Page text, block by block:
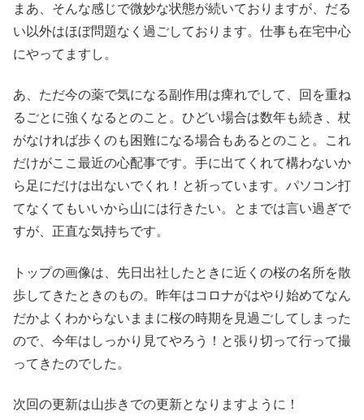
まあ、そんな感じで微妙な状態が続いておりますが、だる
い以外はほぼ問題なく過ごしております。仕事も在宅中心
にやってますし。
あ、ただ今の薬で気になる副作用は痺れでして、回を重ね
るごとに強くなるとのこと。ひどい場合は数年も続き、杖
がなければ歩くのも困難になる場合もあるとのこと。これ
だけがここ最近の心配事です。手に出てくれて構わないか
ら足にだけは出ないでくれ！と祈っています。パソコン打
てなくてもいいから山には行きたい。とまでは言い過ぎで
すが、正直な気持ちです。
トップの画像は、先日出社したときに近くの桜の名所を散
歩してきたときのもの。昨年はコロナがはやり始めてなん
だかよくわからないままに桜の時期を見過ごしてしまった
ので、今年はしっかり見てやろう！と張り切って行って撮
ってきたのでした。
次回の更新は山歩きでの更新となりますように！